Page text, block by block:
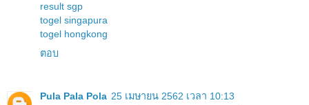
result sgp
togel singapura
togel hongkong
ตอบ
Pula Pala Pola 25 เมษายน 2562 เวลา 10:13